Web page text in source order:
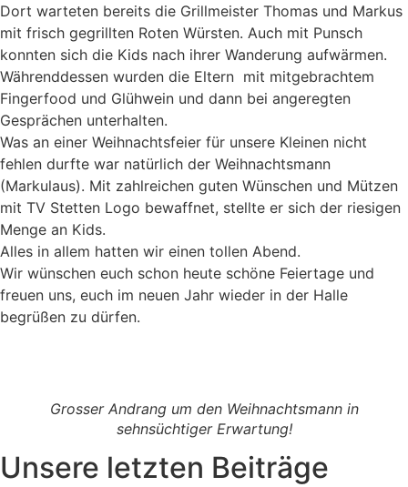
Dort warteten bereits die Grillmeister Thomas und Markus
mit frisch gegrillten Roten Würsten. Auch mit Punsch
konnten sich die Kids nach ihrer Wanderung aufwärmen.
Währenddessen wurden die Eltern mit mitgebrachtem
Fingerfood und Glühwein und dann bei angeregten
Gesprächen unterhalten.
Was an einer Weihnachtsfeier für unsere Kleinen nicht
fehlen durfte war natürlich der Weihnachtsmann
(Markulaus). Mit zahlreichen guten Wünschen und Mützen
mit TV Stetten Logo bewaffnet, stellte er sich der riesigen
Menge an Kids.
Alles in allem hatten wir einen tollen Abend.
Wir wünschen euch schon heute schöne Feiertage und
freuen uns, euch im neuen Jahr wieder in der Halle
begrüßen zu dürfen.
Grosser Andrang um den Weihnachtsmann in
sehnsüchtiger Erwartung!
Unsere letzten Beiträge